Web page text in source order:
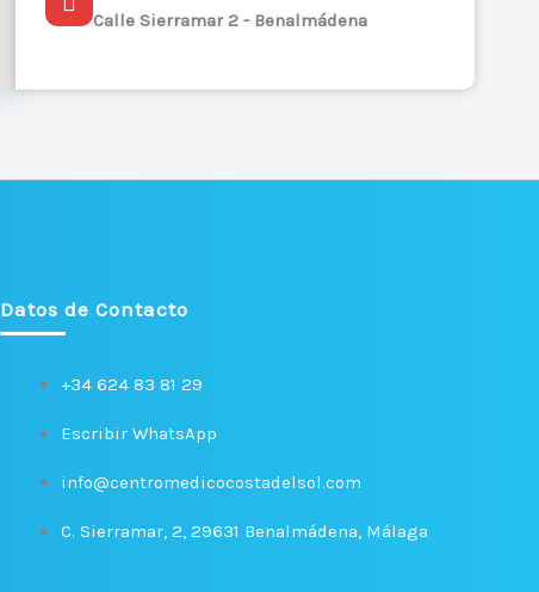
Calle Sierramar 2 - Benalmádena
Datos de Contacto
+34 624 83 81 29
Escribir WhatsApp
info@centromedicocostadelsol.com
C. Sierramar, 2, 29631 Benalmádena, Málaga